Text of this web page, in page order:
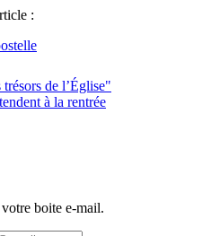
:
de l’Église"
à la rentrée
boite e-mail.